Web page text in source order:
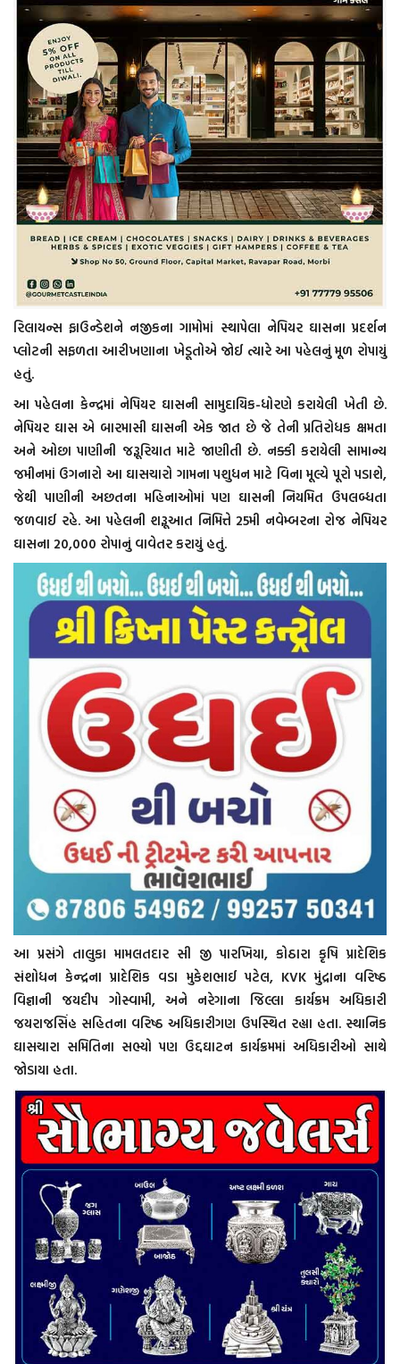
રિલાયન્સ ફાઉન્ડેશને નજીકના ગામોમાં સ્થાપેલા નેપિયર ઘાસના પ્રદર્શન
પ્લોટની સફળતા આરીખણાના ખેડૂતોએ જોઈ ત્યારે આ પહેલનું મૂળ રોપાયું
હતું.
આ પહેલના કેન્દ્રમાં નેપિયર ઘાસની સામુદાયિક-ધોરણે કરાયેલી ખેતી છે.
નેપિયર ઘાસ એ બારમાસી ઘાસની એક જાત છે જે તેની પ્રતિરોધક ક્ષમતા
અને ઓછા પાણીની જરૂૂરિયાત માટે જાણીતી છે. નક્કી કરાયેલી સામાન્ય
જમીનમાં ઉગનારો આ ઘાસચારો ગામના પશુધન માટે વિના મૂલ્યે પૂરો પડાશે,
જેથી પાણીની અછતના મહિનાઓમાં પણ ઘાસની નિયમિત ઉપલબ્ધતા
જળવાઈ રહે. આ પહેલની શરૂૂઆત નિમિત્તે 25મી નવેમ્બરના રોજ નેપિયર
ઘાસના 20,000 રોપાનું વાવેતર કરાયું હતું.
આ પ્રસંગે તાલુકા મામલતદાર સી જી પારખિયા, કોઠારા કૃષિ પ્રાદેશિક
સંશોધન કેન્દ્રના પ્રાદેશિક વડા મુકેશભાઈ પટેલ, KVK મુંદ્રાના વરિષ્ઠ
વિજ્ઞાની જયદીપ ગોસ્વામી, અને નરેગાના જિલ્લા કાર્યક્રમ અધિકારી
જયરાજસિંહ સહિતના વરિષ્ઠ અધિકારીગણ ઉપસ્થિત રહ્યા હતા. સ્થાનિક
ઘાસચારા સમિતિના સભ્યો પણ ઉદ્દઘાટન કાર્યક્રમમાં અધિકારીઓ સાથે
જોડાયા હતા.